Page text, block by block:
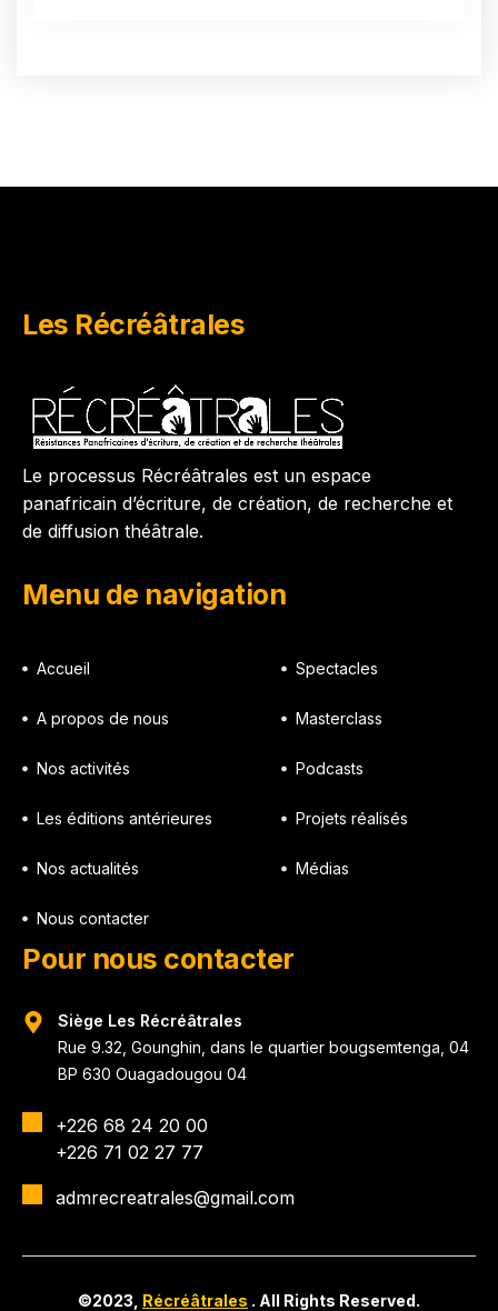
Les Récréâtrales
Le processus Récréâtrales est un espace
panafricain d’écriture, de création, de recherche et
de diffusion théâtrale.
Menu de navigation
Accueil
A propos de nous
Nos activités
Les éditions antérieures
Nos actualités
Nous contacter
Spectacles
Masterclass
Podcasts
Projets réalisés
Médias
Pour nous contacter
Siège Les Récréâtrales
Rue 9.32, Gounghin, dans le quartier bougsemtenga, 04
BP 630 Ouagadougou 04
+226 68 24 20 00
+226 71 02 27 77
admrecreatrales@gmail.com
©2023, Récréâtrales . All Rights Reserved.